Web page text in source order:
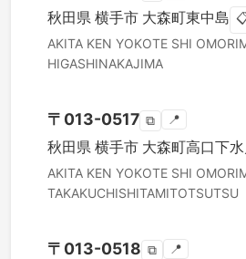
秋田県 横手市 大森町東中島
AKITA KEN YOKOTE SHI
HIGASHINAKAJIMA
〒 013-0517 ⧉ 📍
秋田県 横手市 大森町高口下
AKITA KEN YOKOTE SHI
TAKAKUCHISHITAMITOTSUTSU
〒 013-0518 ⧉ 📍